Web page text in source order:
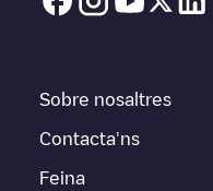
Sobre nosaltres
Contacta'ns
Feina